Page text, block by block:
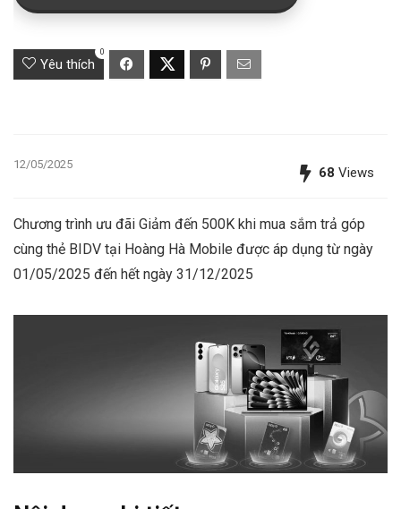
Yêu thích
0
12/05/2025
68 Views
Chương trình ưu đãi Giảm đến 500K khi mua sắm trả góp
cùng thẻ BIDV tại Hoàng Hà Mobile được áp dụng từ ngày
01/05/2025 đến hết ngày 31/12/2025